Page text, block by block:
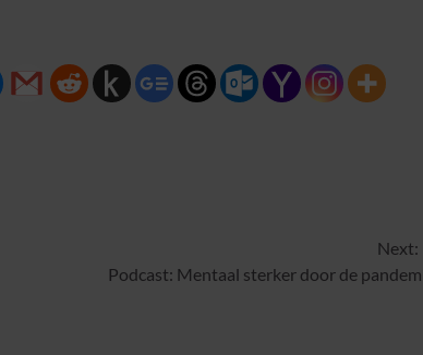
Next:
Podcast: Mentaal sterker door de